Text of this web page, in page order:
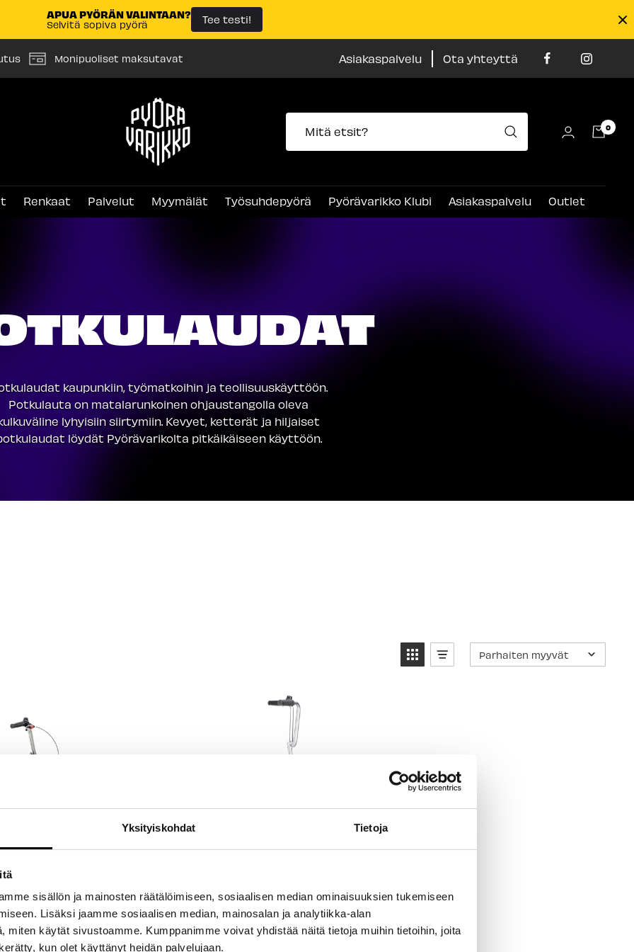
Yksityiskohdat Tietoja
sisällön ja mainosten räätälöimiseen, sosiaalisen median ominaisuuksien tukemiseen
Lisäksi jaamme sosiaalisen median, mainosalan ja analytiikka-alan
miten käytät sivustoamme. Kumppanimme voivat yhdistää näitä tietoja muihin tietoihin, joita
kun olet käyttänyt heidän palvelujaan.
APUA PYÖRÄN VALINTAAN?
Selvitä sopiva pyörä Tee testi!
Monipuoliset maksutavat Asiakaspalvelu Ota yhteyttä
Pyörävarikko
0
Renkaat Palvelut Myymälät Työsuhdepyörä Pyörävarikko Klubi Asiakaspalvelu Outlet
kaupunkiin, työmatkoihin ja teollisuuskäyttöön.
Potkulauta on matalarunkoinen ohjaustangolla oleva
lyhyisiin siirtymiin. Kevyet, ketterät ja hiljaiset
löydät Pyörävarikolta pitkäikäiseen käyttöön.
Parhaiten myyvät
Helkama Strolly Teollisuuspotkulauta
Potkulauda